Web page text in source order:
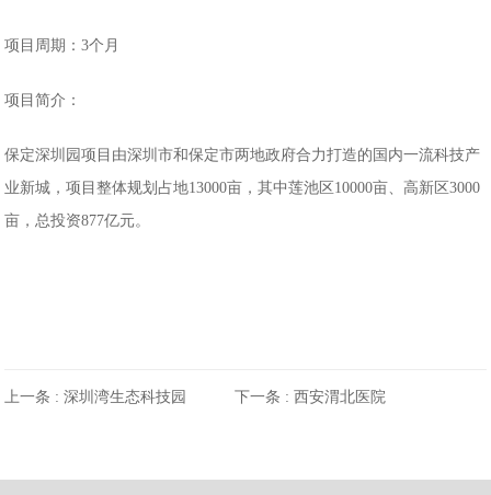
项目周期：3个月
项目简介：
保定深圳园项目由深圳市和保定市两地政府合力打造的国内一流科技产
业新城，项目整体规划占地13000亩，其中莲池区10000亩、高新区3000
亩，总投资877亿元。
上一条 :深圳湾生态科技园 下一条 : 西安渭北医院